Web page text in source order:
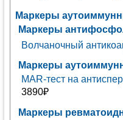
Маркеры
Маркеры
Волчаночный
Маркеры
MAR-тест на
3890₽
Маркеры